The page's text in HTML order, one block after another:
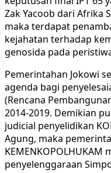
Zak Yacoob dari Afrika
maka terdapat
kejahatan terhadap
genosida pada
Pemerintahan Jokowi
agenda bagi
(Rencana
2014-2019. Demikian
judicial penyelidikan
Agung, maka
penyelenggaraan